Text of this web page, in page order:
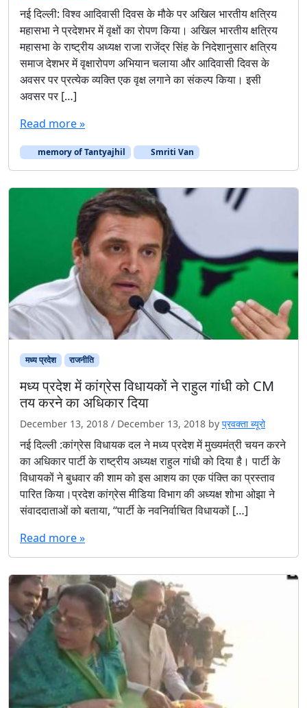
नई दिल्ली: विश्व आदिवासी दिवस के मौके पर अखिल भारतीय क्षत्रिय
महासभा ने प्रदेशभर में वृक्षों का रोपण किया। अखिल भारतीय क्षत्रिय
महासभा के राष्ट्रीय अध्यक्ष राजा राजेंद्र सिंह के निदेशानुसार क्षत्रिय
समाज देशभर में वृक्षारोपण अभियान चलाया और आदिवासी दिवस के
अवसर पर प्रत्येक व्यक्ति एक वृक्ष लगाने का संकल्प किया। इसी
अवसर पर […]
Read more »
memory of Tantyajhil Smriti Van
मध्य प्रदेश राजनीति
मध्य प्रदेश में कांग्रेस विधायकों ने राहुल गांधी को CM
तय करने का अधिकार दिया
December 13, 2018 / December 13, 2018 by प्रवक्ता ब्यूरो
नई दिल्ली :कांग्रेस विधायक दल ने मध्य प्रदेश में मुख्यमंत्री चयन करने
का अधिकार पार्टी के राष्ट्रीय अध्यक्ष राहुल गांधी को दिया है। पार्टी के
विधायकों ने बुधवार की शाम को इस आशय का एक पंक्ति का प्रस्ताव
पारित किया।प्रदेश कांग्रेस मीडिया विभाग की अध्यक्ष शोभा ओझा ने
संवाददाताओं को बताया, ‘‘पार्टी के नवनिर्वाचित विधायकों […]
Read more »